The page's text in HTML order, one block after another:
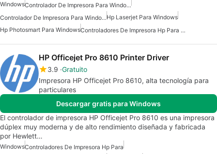
Windows
Controlador De Impresora Para Windows 10
Controlador De Impresora Para Windows 7Hp Laserjet Para Windows
Hp Photosmart Para Windows
Controladores De Impresora Hp Para Windows
HP Officejet Pro 8610 Printer Driver
3.9 Gratuito
Impresora HP Officejet Pro 8610, alta tecnología para
particulares
Descargar gratis para Windows
El controlador de impresora HP Officejet Pro 8610 es una impresora
dúplex muy moderna y de alto rendimiento diseñada y fabricada
por Hewlett…
WindowsControladores De Impresora Hp Para